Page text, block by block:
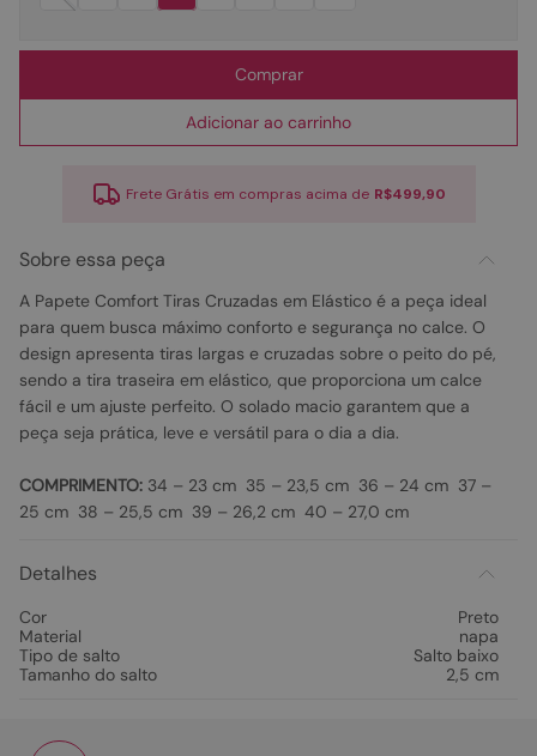
Comprar
Adicionar ao carrinho
Frete Grátis em compras acima de R$499,90
Sobre essa peça
A Papete Comfort Tiras Cruzadas em Elástico é a peça ideal
para quem busca máximo conforto e segurança no calce. O
design apresenta tiras largas e cruzadas sobre o peito do pé,
sendo a tira traseira em elástico, que proporciona um calce
fácil e um ajuste perfeito. O solado macio garantem que a
peça seja prática, leve e versátil para o dia a dia.
COMPRIMENTO: 34 – 23 cm 35 – 23,5 cm 36 – 24 cm 37 –
25 cm 38 – 25,5 cm 39 – 26,2 cm 40 – 27,0 cm
Detalhes
Cor
Preto
Material
napa
Tipo de salto
Salto baixo
Tamanho do salto
2,5 cm